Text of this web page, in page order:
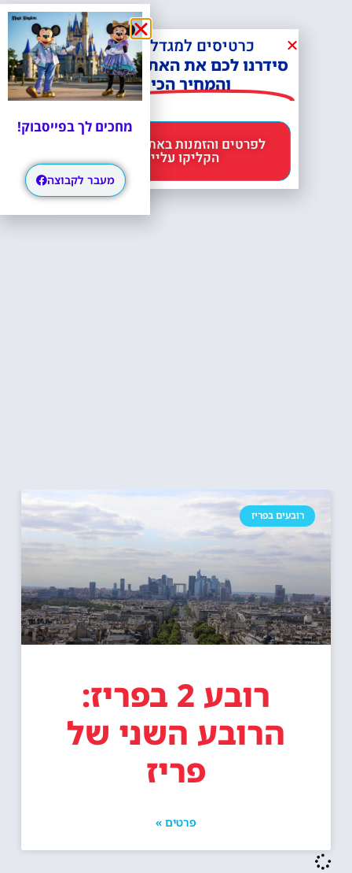
רובעים בפריז
רובע 2 בפריז:
הרובע השני של
פריז
פרטים »
כרטיסים למגדל אייפל?
סידרנו לכם את האתר הכי אמין -
והמחיר הכי זול!
הקליקו עליי 😊
מחכים לך בפייסבוק!
מעבר לקבוצה